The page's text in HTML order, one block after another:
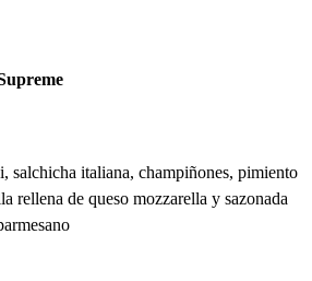
salchicha italiana, champiñones, pimiento
rellena de queso mozzarella y sazonada